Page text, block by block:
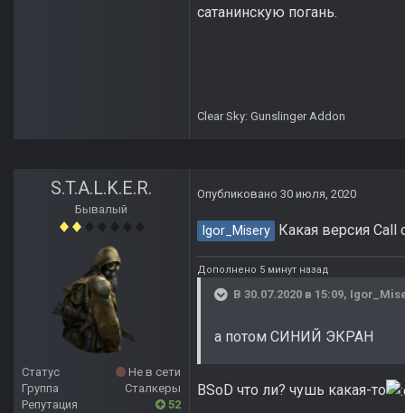
сатанинскую погань.
Clear Sky: Gunslinger Addon
S.T.A.L.K.E.R.
Бывалый
Статус
Не в сети
Группа
Сталкеры
Репутация
52
Опубликовано 30 июля, 2020
Igor_Misery Какая версия Call
Дополнено 5 минут назад
В 30.07.2020 в 15:09,
а потом СИНИЙ ЭКРАН
BSoD что ли? чушь какая-то